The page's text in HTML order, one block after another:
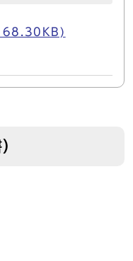
68.30KB)